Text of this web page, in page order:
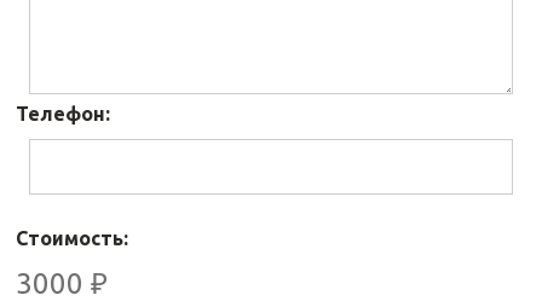
Телефон:
Стоимость:
3000 ₽